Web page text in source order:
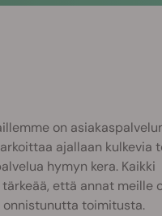
on
ajallaan kulkevia
hymyn kera. Kaikki
että annat meille
toimitusta.